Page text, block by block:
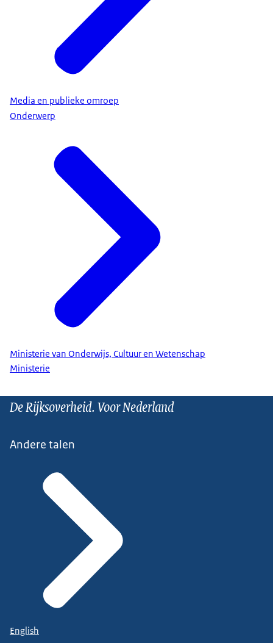
Media en publieke omroep
Onderwerp
Ministerie van Onderwijs, Cultuur en Wetenschap
Ministerie
De Rijksoverheid. Voor Nederland
Andere talen
English